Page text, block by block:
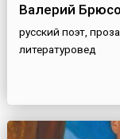
Валерий
русский поэт,
литературовед